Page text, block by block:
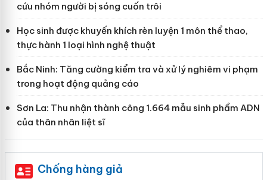
cứu nhóm người bị sóng cuốn trôi
Học sinh được khuyến khích rèn luyện 1 môn thể thao,
thực hành 1 loại hình nghệ thuật
Bắc Ninh: Tăng cường kiểm tra và xử lý nghiêm vi phạm
trong hoạt động quảng cáo
Sơn La: Thu nhận thành công 1.664 mẫu sinh phẩm ADN
của thân nhân liệt sĩ
Chống hàng giả